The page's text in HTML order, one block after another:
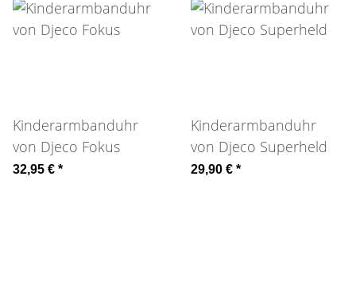
Kinderarmbanduhr
von Djeco Fokus
32,95 € *
Kinderarmbanduhr
von Djeco Superheld
29,90 € *